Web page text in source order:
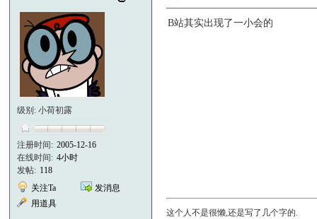
级别: 小荷初露
注册时间: 2005-12-16
在线时间: 4小时
发帖: 118
关注Ta
发消息
用道具
B站其实出现了一小会的
这个人不是很懒,还是写了几个字的.